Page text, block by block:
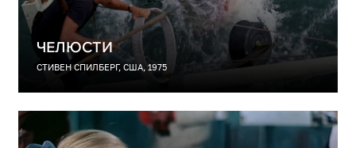
ЧЕЛЮСТИ
СТИВЕН СПИЛБЕРГ, США, 1975